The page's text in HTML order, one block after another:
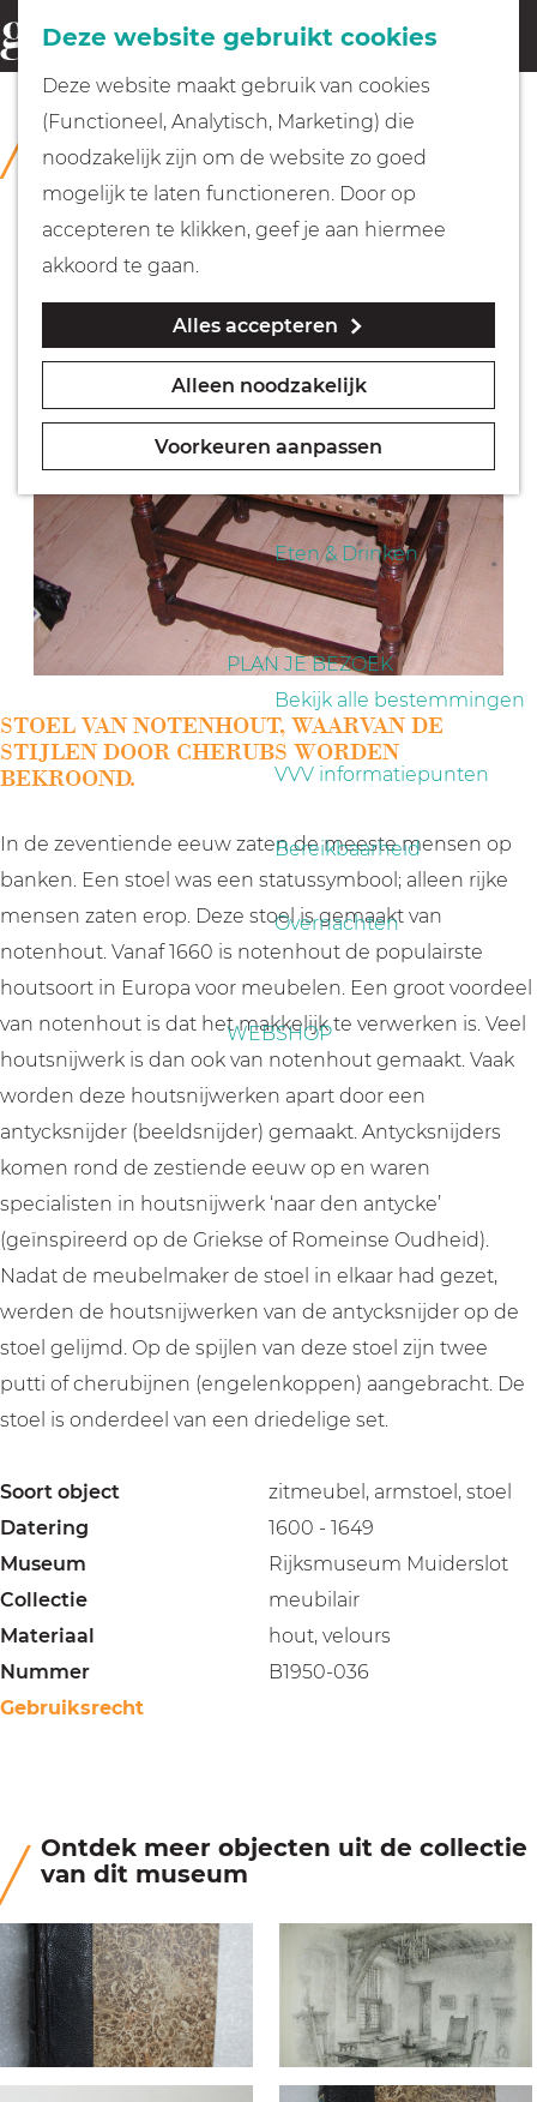
Deze website gebruikt cookies
Deze website maakt gebruik van cookies
(Functioneel, Analytisch, Marketing) die
noodzakelijk zijn om de website zo goed
mogelijk te laten functioneren. Door op
accepteren te klikken, geef je aan hiermee
akkoord te gaan.
Alles accepteren
Alleen noodzakelijk
Voorkeuren aanpassen
G
a
Fietsen
Wandelen
Geocachen
Naar het museum
Eten & Drinken
PLAN JE BEZOEK
Bekijk alle bestemmingen
VVV informatiepunten
Bereikbaarheid
Overnachten
WEBSHOP
o
e
k
e
n
COLLECTIE
Rijksmuseum Muiderslot
STOEL VAN NOTENHOUT, WAARVAN DE
STIJLEN DOOR CHERUBS WORDEN
BEKROOND.
In de zeventiende eeuw zaten de meeste mensen op
banken. Een stoel was een statussymbool; alleen rijke
mensen zaten erop. Deze stoel is gemaakt van
notenhout. Vanaf 1660 is notenhout de populairste
houtsoort in Europa voor meubelen. Een groot voordeel
van notenhout is dat het makkelijk te verwerken is. Veel
houtsnijwerk is dan ook van notenhout gemaakt. Vaak
worden deze houtsnijwerken apart door een
antycksnijder (beeldsnijder) gemaakt. Antycksnijders
komen rond de zestiende eeuw op en waren
specialisten in houtsnijwerk ‘naar den antycke’
(geïnspireerd op de Griekse of Romeinse Oudheid).
Nadat de meubelmaker de stoel in elkaar had gezet,
werden de houtsnijwerken van de antycksnijder op de
stoel gelijmd. Op de spijlen van deze stoel zijn twee
putti of cherubijnen (engelenkoppen) aangebracht. De
stoel is onderdeel van een driedelige set.
Soort object
zitmeubel, armstoel, stoel
Datering
1600 - 1649
Museum
Rijksmuseum Muiderslot
Collectie
meubilair
Materiaal
hout, velours
Nummer
B1950-036
Gebruiksrecht
Ontdek meer objecten uit de collectie
van dit museum